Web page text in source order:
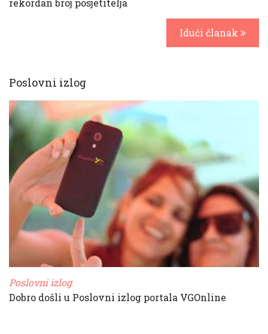
rekordan broj posjetitelja
Idući članak
Poslovni izlog
Poslovni izlog
Dobro došli u Poslovni izlog portala VGOnline